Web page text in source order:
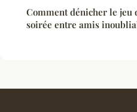
Comment dénicher le jeu
soirée entre amis